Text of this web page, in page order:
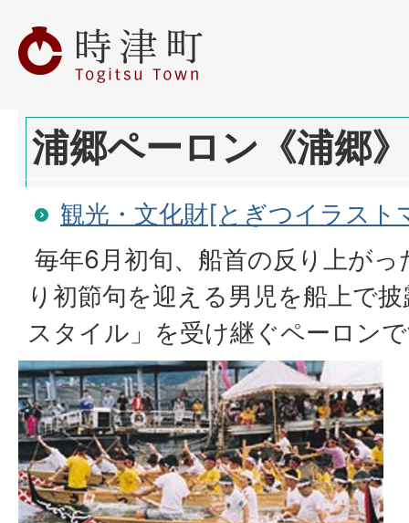
浦郷ペーロン《浦郷》
観光・文化財[とぎつイラスト
毎年6月初旬、船首の反り上が
り初節句を迎える男児を船上で
スタイル」を受け継ぐペーロン